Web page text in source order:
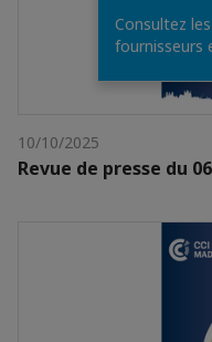
10/10/2025
Revue de presse du
Consultez
fournisseurs